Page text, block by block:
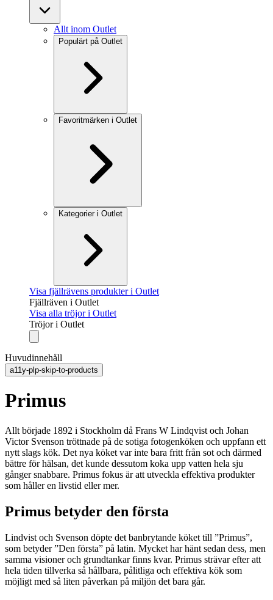
Allt inom Outlet
Populärt på Outlet
Favoritmärken i Outlet
Kategorier i Outlet
Visa fjällrävens produkter i Outlet
Fjällräven i Outlet
Visa alla tröjor i Outlet
Tröjor i Outlet
Huvudinnehåll
a11y-plp-skip-to-products
Primus
Allt började 1892 i Stockholm då Frans W Lindqvist och Johan
Victor Svenson tröttnade på de sotiga fotogenköken och uppfann ett
nytt slags kök. Det nya köket var inte bara fritt från sot och därmed
bättre för hälsan, det kunde dessutom koka upp vatten hela sju
gånger snabbare. Primus fokus är att utveckla effektiva produkter
som håller en livstid eller mer.
Primus betyder den första
Lindvist och Svenson döpte det banbrytande köket till ”Primus”,
som betyder ”Den första” på latin. Mycket har hänt sedan dess, men
samma visioner och grundtankar finns kvar. Primus strävar efter att
hela tiden tillverka så hållbara, pålitliga och effektiva kök som
möjligt med så liten påverkan på miljön det bara går.